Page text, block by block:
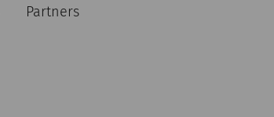
Partners